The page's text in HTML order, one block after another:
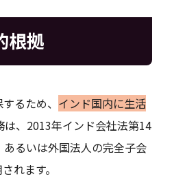
根拠
るため、 インド国内に生活
は、2013年インド会社法第14
るいは外国法人の完全子会
れます。